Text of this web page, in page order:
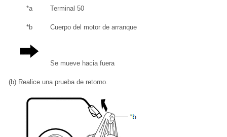
*a Terminal 50
*b Cuerpo del motor de arranque
Se mueve hacia fuera
(b) Realice una prueba de retorno.